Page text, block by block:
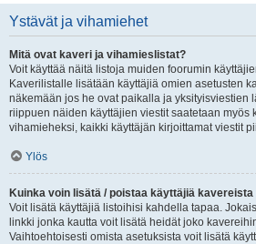
Ystävät ja vihamiehet
Mitä ovat kaveri ja vihamieslistat?
Voit käyttää näitä listoja muiden foorumin
Kaverilistalle lisätään käyttäjiä omien asetusten
näkemään jos he ovat paikalla ja yksityisviestien
riippuen näiden käyttäjien viestit saatetaan myös
vihamieheksi, kaikki käyttäjän kirjoittamat viestit
Ylös
Kuinka voin lisätä / poistaa käyttäjiä
Voit lisätä käyttäjiä listoihisi kahdella tapaa.
linkki jonka kautta voit lisätä heidät joko
Vaihtoehtoisesti omista asetuksista voit lisätä